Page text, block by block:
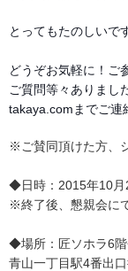
とってもたのしいで
どうぞお気軽に！ご
ご質問等々ありまし
takaya.comまでご連
※ご賛同頂けた方、
◆日時：2015年10月
※終了後、懇親会に
◆場所：匠ソホラ6
青山一丁目駅4番出